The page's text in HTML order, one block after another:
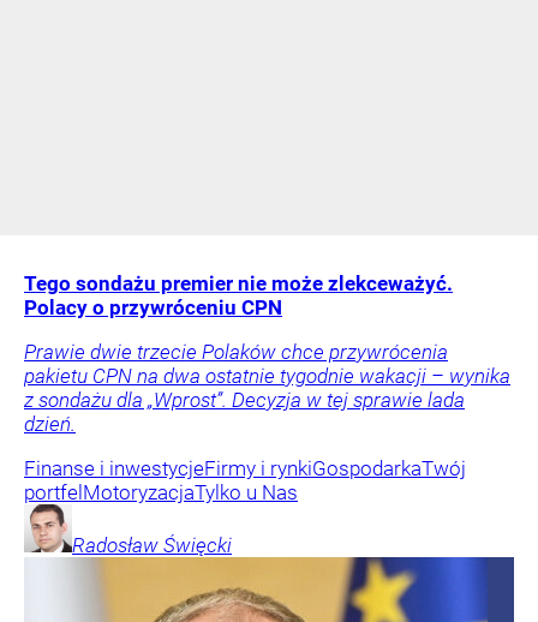
Tego sondażu premier nie może zlekceważyć.
Polacy o przywróceniu CPN
Prawie dwie trzecie Polaków chce przywrócenia
pakietu CPN na dwa ostatnie tygodnie wakacji – wynika
z sondażu dla „Wprost”. Decyzja w tej sprawie lada
dzień.
Finanse i inwestycjeFirmy i rynkiGospodarkaTwój
portfel MotoryzacjaTylko u Nas
Radosław Święcki